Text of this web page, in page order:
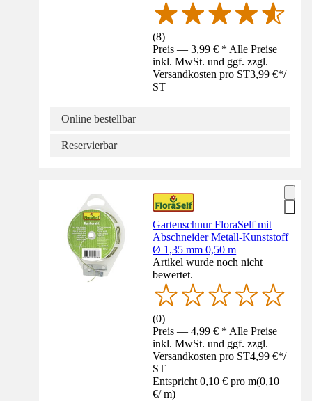
(8)
Preis — 3,99 € * Alle Preise
inkl. MwSt. und ggf. zzgl.
Versandkosten pro ST3,99 €*/
ST
Online bestellbar
Reservierbar
Gartenschnur FloraSelf mit
Abschneider Metall-Kunststoff
Ø 1,35 mm 0,50 m
Artikel wurde noch nicht
bewertet.
(0)
Preis — 4,99 € * Alle Preise
inkl. MwSt. und ggf. zzgl.
Versandkosten pro ST4,99 €*/
ST
Entspricht 0,10 € pro m(0,10
€/ m)